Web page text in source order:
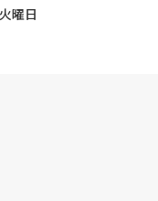
曜日